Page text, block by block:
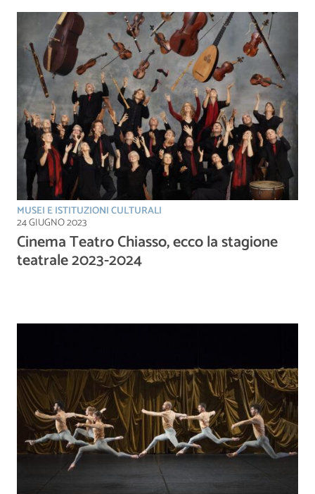
MUSEI E ISTITUZIONI CULTURALI
24 GIUGNO 2023
Cinema Teatro Chiasso, ecco la stagione
teatrale 2023-2024